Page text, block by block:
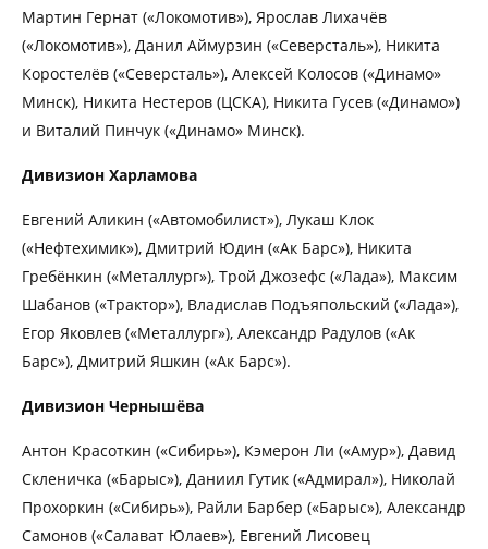
Мартин Гернат («Локомотив»), Ярослав Лихачёв
(«Локомотив»), Данил Аймурзин («Северсталь»), Никита
Коростелёв («Северсталь»), Алексей Колосов («Динамо»
Минск), Никита Нестеров (ЦСКА), Никита Гусев («Динамо»)
и Виталий Пинчук («Динамо» Минск).
Дивизион Харламова
Евгений Аликин («Автомобилист»), Лукаш Клок
(«Нефтехимик»), Дмитрий Юдин («Ак Барс»), Никита
Гребёнкин («Металлург»), Трой Джозефс («Лада»), Максим
Шабанов («Трактор»), Владислав Подъяпольский («Лада»),
Егор Яковлев («Металлург»), Александр Радулов («Ак
Барс»), Дмитрий Яшкин («Ак Барс»).
Дивизион Чернышёва
Антон Красоткин («Сибирь»), Кэмерон Ли («Амур»), Давид
Скленичка («Барыс»), Даниил Гутик («Адмирал»), Николай
Прохоркин («Сибирь»), Райли Барбер («Барыс»), Александр
Самонов («Салават Юлаев»), Евгений Лисовец